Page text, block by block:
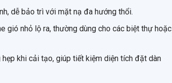
dễ bảo trì với mặt nạ đa hướng thổi.
gió nhỏ lộ ra, thường dùng cho các biệt thự hoặc
khi cải tạo, giúp tiết kiệm diện tích đặt dàn